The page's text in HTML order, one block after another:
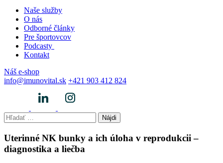
Naše služby
O nás
Odborné články
Pre športovcov
Podcasty
Kontakt
Náš e-shop
info@imunovital.sk +421 903 412 824
Hľadať:
Uterinné NK bunky a ich úloha v reprodukcii –
diagnostika a liečba